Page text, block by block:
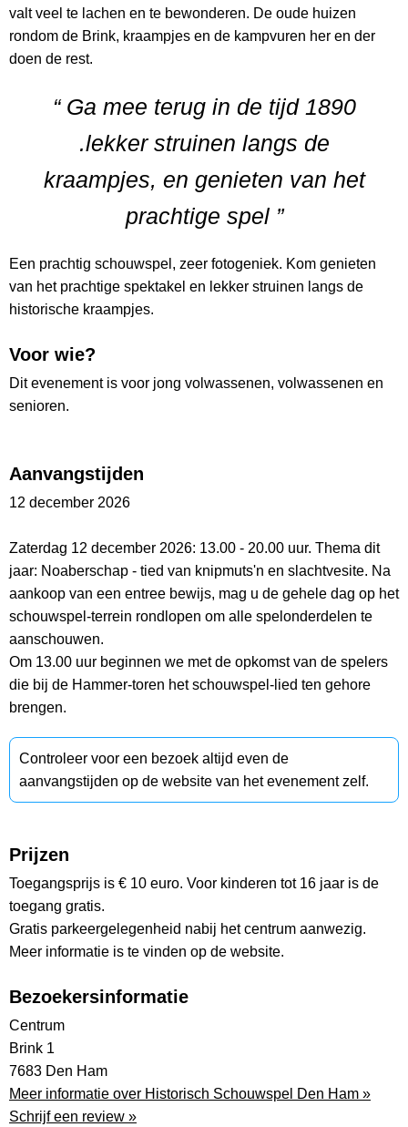
valt veel te lachen en te bewonderen. De oude huizen
rondom de Brink, kraampjes en de kampvuren her en der
doen de rest.
“ Ga mee terug in de tijd 1890
.lekker struinen langs de
kraampjes, en genieten van het
prachtige spel ”
Een prachtig schouwspel, zeer fotogeniek. Kom genieten
van het prachtige spektakel en lekker struinen langs de
historische kraampjes.
Voor wie?
Dit evenement is voor jong volwassenen, volwassenen en
senioren.
Aanvangstijden
12 december 2026
Zaterdag 12 december 2026: 13.00 - 20.00 uur. Thema dit
jaar: Noaberschap - tied van knipmuts'n en slachtvesite. Na
aankoop van een entree bewijs, mag u de gehele dag op het
schouwspel-terrein rondlopen om alle spelonderdelen te
aanschouwen.
Om 13.00 uur beginnen we met de opkomst van de spelers
die bij de Hammer-toren het schouwspel-lied ten gehore
brengen.
Controleer voor een bezoek altijd even de
aanvangstijden op de website van het evenement zelf.
Prijzen
Toegangsprijs is € 10 euro. Voor kinderen tot 16 jaar is de
toegang gratis.
Gratis parkeergelegenheid nabij het centrum aanwezig.
Meer informatie is te vinden op de website.
Bezoekersinformatie
Centrum
Brink 1
7683 Den Ham
Meer informatie over Historisch Schouwspel Den Ham »
Schrijf een review »